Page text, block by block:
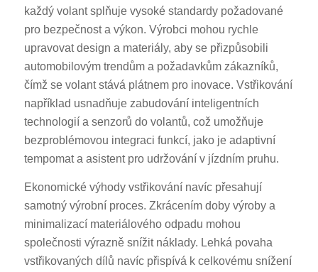
každý volant splňuje vysoké standardy požadované
pro bezpečnost a výkon. Výrobci mohou rychle
upravovat design a materiály, aby se přizpůsobili
automobilovým trendům a požadavkům zákazníků,
čímž se volant stává plátnem pro inovace. Vstřikování
například usnadňuje zabudování inteligentních
technologií a senzorů do volantů, což umožňuje
bezproblémovou integraci funkcí, jako je adaptivní
tempomat a asistent pro udržování v jízdním pruhu.
Ekonomické výhody vstřikování navíc přesahují
samotný výrobní proces. Zkrácením doby výroby a
minimalizací materiálového odpadu mohou
společnosti výrazně snížit náklady. Lehká povaha
vstřikovaných dílů navíc přispívá k celkovému snížení